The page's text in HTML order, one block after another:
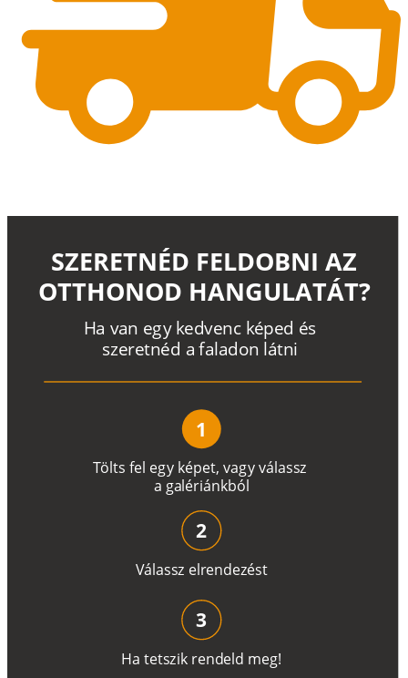
Tölts fel egy képet, vagyválassz
a galériánkból
Ha van egy kedvenc képed és
szeretnéd a faladon látni
SZERETNÉD FELDOBNI AZ
OTTHONOD HANGULATÁT?
1
Válassz elrendezést
2
Ha tetszik rendeld meg!
3